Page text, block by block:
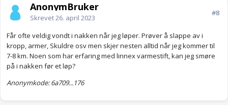
AnonymBruker
Skrevet26. april 2023
#8
Får ofte veldig vondt i nakken når jeg løper. Prøver å slappe av i
kropp, armer, Skuldre osv men skjer nesten alltid når jeg kommer til
7-8 km. Noen som har erfaring med linnex varmestift, kan jeg smøre
på i nakken før et løp?
Anonymkode: 6a709...176